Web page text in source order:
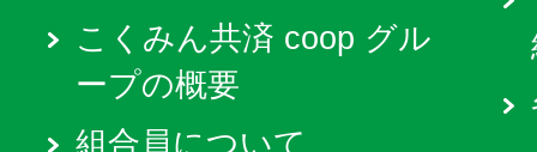
こくみん共済 coop グル
ープの概要
組合員について